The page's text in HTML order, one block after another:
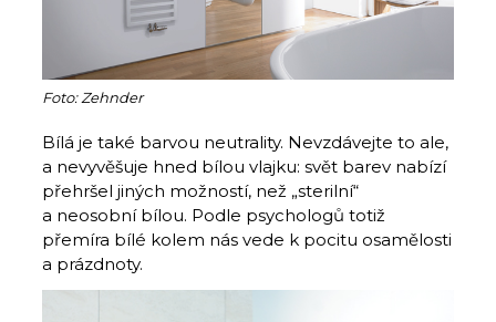
Foto: Zehnder
Bílá je také barvou neutrality. Nevzdávejte to ale,
a nevyvěšuje hned bílou vlajku: svět barev nabízí
přehršel jiných možností, než „sterilní“
a neosobní bílou. Podle psychologů totiž
přemíra bílé kolem nás vede k pocitu osamělosti
a prázdnoty.